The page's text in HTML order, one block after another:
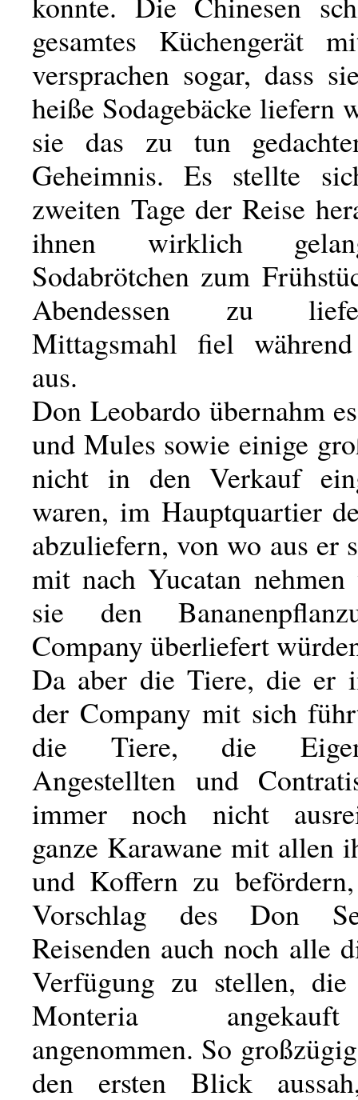
gesamtes Küchengerät
versprachen sogar, dass
heiße Sodagebäcke liefern
sie das zu tun
Geheimnis. Es stellte
zweiten Tage der Reise
ihnen wirklich
Sodabrötchen zum
Abendessen zu
Mittagsmahl fiel
aus.
Don Leobardo übernahm
und Mules sowie einige
nicht in den Verkauf
waren, im Hauptquartier
abzuliefern, von wo aus er
mit nach Yucatan
sie den
Company überliefert
Da aber die Tiere, die er
der Company mit sich
die Tiere, die
Angestellten und
immer noch nicht
ganze Karawane mit allen
und Koffern zu
Vorschlag des Don
Reisenden auch noch alle
Verfügung zu stellen,
Monteria
angenommen. So
den ersten Blick